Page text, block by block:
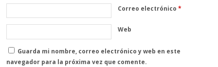
Correo electrónico*
Web
Guarda mi nombre, correo electrónico y web en este
navegador para la próxima vez que comente.